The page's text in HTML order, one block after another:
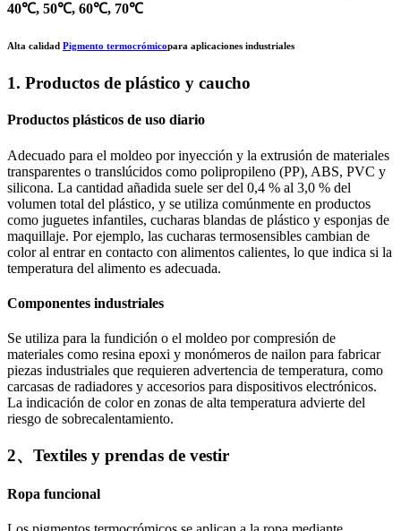
40℃, 50℃, 60℃, 70℃
Alta calidad Pigmento termocrómicopara aplicaciones industriales
1. Productos de plástico y caucho
Productos plásticos de uso diario
Adecuado para el moldeo por inyección y la extrusión de materiales
transparentes o translúcidos como polipropileno (PP), ABS, PVC y
silicona. La cantidad añadida suele ser del 0,4 % al 3,0 % del
volumen total del plástico, y se utiliza comúnmente en productos
como juguetes infantiles, cucharas blandas de plástico y esponjas de
maquillaje. Por ejemplo, las cucharas termosensibles cambian de
color al entrar en contacto con alimentos calientes, lo que indica si la
temperatura del alimento es adecuada.
Componentes industriales
Se utiliza para la fundición o el moldeo por compresión de
materiales como resina epoxi y monómeros de nailon para fabricar
piezas industriales que requieren advertencia de temperatura, como
carcasas de radiadores y accesorios para dispositivos electrónicos.
La indicación de color en zonas de alta temperatura advierte del
riesgo de sobrecalentamiento.
2、Textiles y prendas de vestir
Ropa funcional